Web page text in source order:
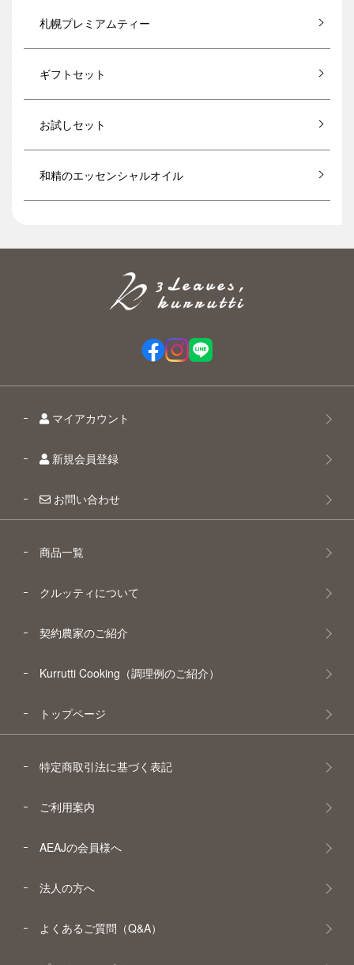
札幌プレミアムティー
ギフトセット
お試しセット
和精のエッセンシャルオイル
マイアカウント
新規会員登録
お問い合わせ
商品一覧
クルッティについて
契約農家のご紹介
Kurrutti Cooking（調理例のご紹介）
トップページ
特定商取引法に基づく表記
ご利用案内
AEAJの会員様へ
法人の方へ
よくあるご質問（Q&A）